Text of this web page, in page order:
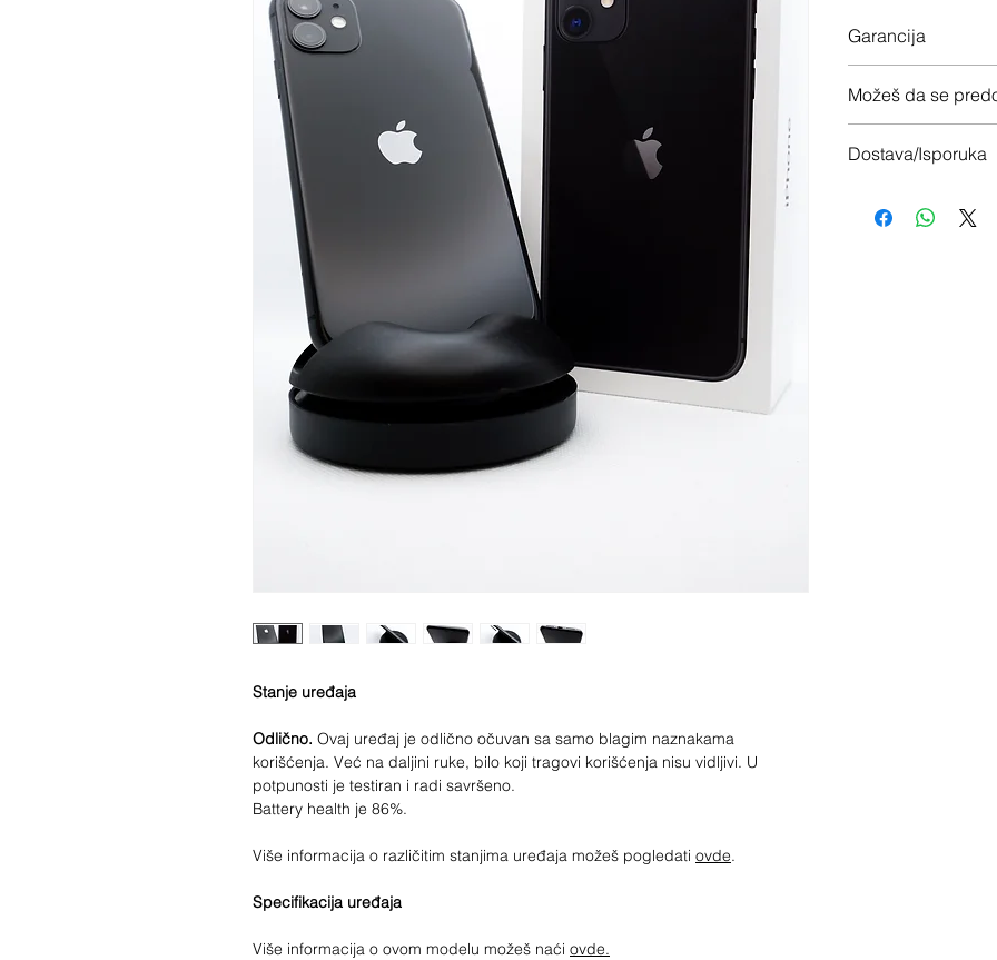
Stanje uređaja
Odlično. Ovaj uređaj je odlično očuvan sa samo blagim naznakama
korišćenja. Već na daljini ruke, bilo koji tragovi korišćenja nisu vidljivi. U
potpunosti je testiran i radi savršeno.
Battery health je 86%.
Više informacija o različitim stanjima uređaja možeš pogledati ovde.
Specifikacija uređaja
Više informacija o ovom modelu možeš naći ovde.
Garancija
Možeš da se
Dostava/Isporuka